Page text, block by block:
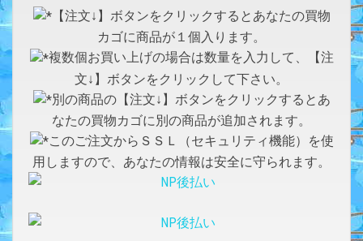
【注文↓】ボタンをクリックするとあなたの買物
カゴに商品が１個入ります。
複数個お買い上げの場合は数量を入力して、【注
文↓】ボタンをクリックして下さい。
別の商品の【注文↓】ボタンをクリックするとあ
なたの買物カゴに別の商品が追加されます。
このご注文からＳＳＬ（セキュリティ機能）を使
用しますので、あなたの情報は安全に守られます。